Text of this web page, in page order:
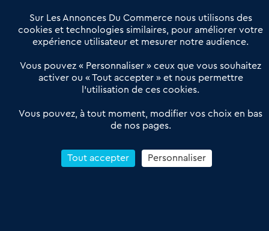
Offres Pro
Actualités
Qui sommes nous ?
Derniers articles
Réseau 3C : un partenaire national dédié aux transactions
Petitscommerces : Un partenariat au service du commerce de
proximité et des territoires
Reprendre un Restaurant Rapide
Sur Les Annonces Du Commerce nous utilisons des
cookies et technologies similaires, pour améliorer votre
expérience utilisateur et mesurer notre audience.
Vous pouvez « Personnaliser » ceux que vous souhaitez
activer ou « Tout accepter » et nous permettre
l’utilisation de ces cookies.
Vous pouvez, à tout moment, modifier vos choix en bas
de nos pages.
Tout accepter Personnaliser